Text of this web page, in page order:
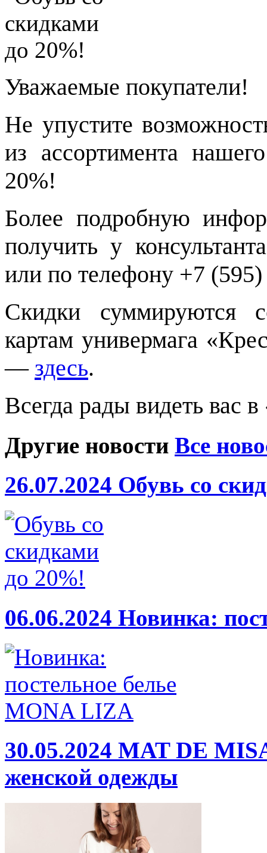
Уважаемые покупатели!
Не упустите
из ассортимента
20%!
Более подробную
получить у
или по телефону +7
Скидки суммируются
картам универмага
— здесь.
Всегда рады видеть вас
Другие новости Все
26.07.2024 Обувь со
06.06.2024 Новинка:
30.05.2024 MAT DE
женской одежды